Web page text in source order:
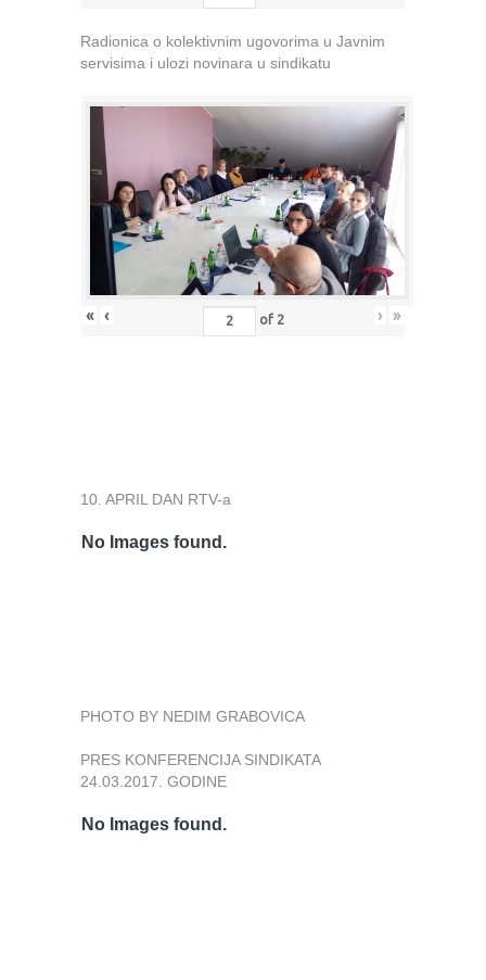
Radionica o kolektivnim ugovorima u Javnim
servisima i ulozi novinara u sindikatu
« ‹ of 2 › »
10. APRIL DAN RTV-a
No Images found.
PHOTO BY NEDIM GRABOVICA
PRES KONFERENCIJA SINDIKATA
24.03.2017. GODINE
No Images found.